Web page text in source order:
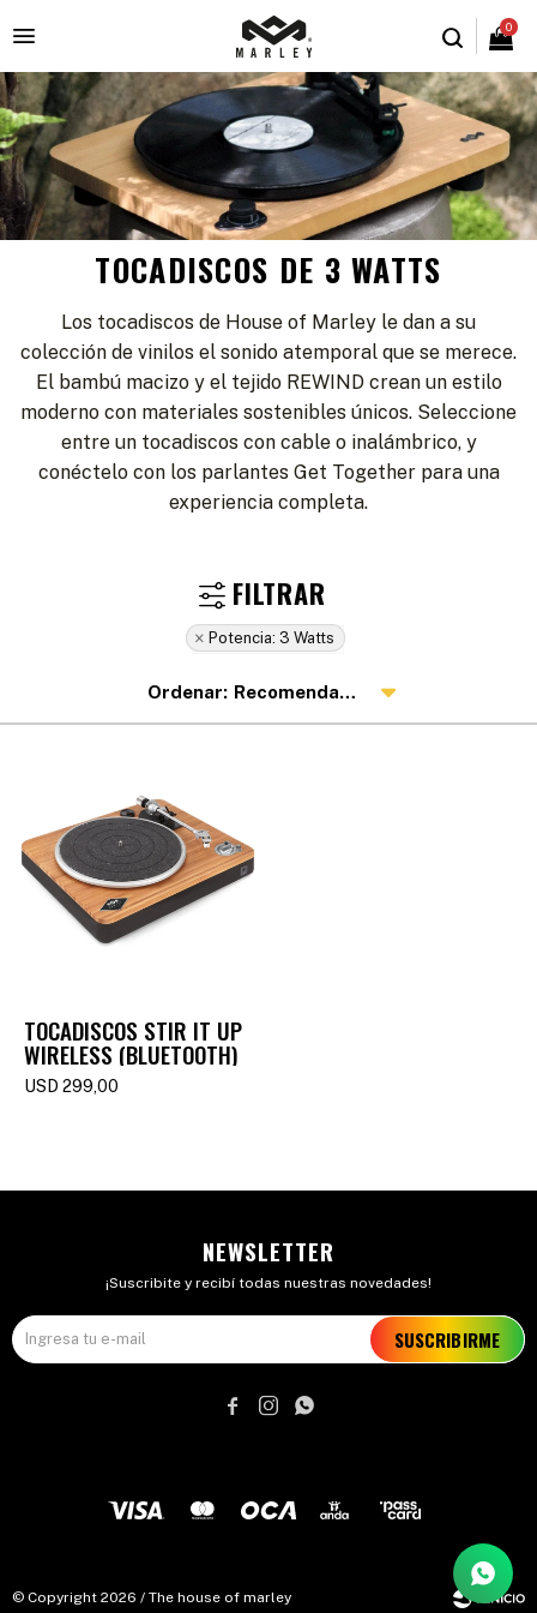
0

TOCADISCOS DE 3 WATTS
Los tocadiscos de House of Marley le dan a su
colección de vinilos el sonido atemporal que se merece.
El bambú macizo y el tejido REWIND crean un estilo
moderno con materiales sostenibles únicos. Seleccione
entre un tocadiscos con cable o inalámbrico, y
conéctelo con los parlantes Get Together para una
experiencia completa.
Potencia: 3 Watts
Recomendados
TOCADISCOS STIR IT UP
WIRELESS (BLUETOOTH)
USD 299,00
NEWSLETTER
¡Suscribite y recibí todas nuestras novedades!
SUSCRIBIRME
  
© Copyright 2026 / The house of marley